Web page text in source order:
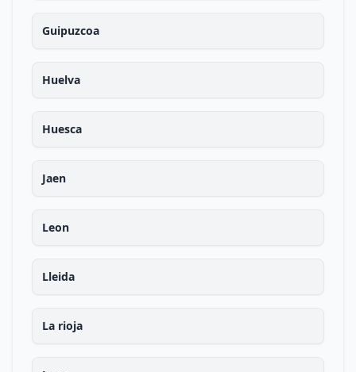
Guipuzcoa
Huelva
Huesca
Jaen
Leon
Lleida
La rioja